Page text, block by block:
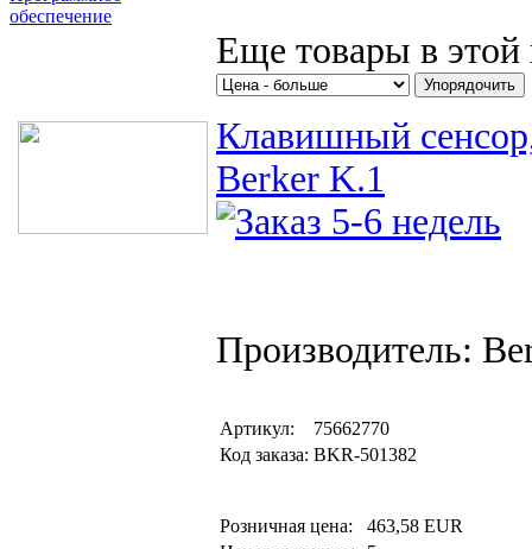
обеспечение
Еще товары в этой
Клавишный
Berker K.1
Производитель:
Артикул:
75662770
Код заказа: BKR-501382
Розничная цена:
463,58 EUR